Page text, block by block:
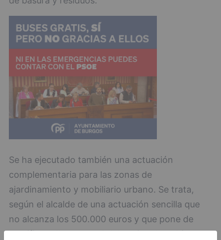
Se ha ejecutado también una actuación
complementaria para las zonas de
ajardinamiento y mobiliario urbano. Se trata,
según el alcalde de una actuación sencilla que
no alcanza los 500.000 euros y que pone de
manifiesto "la apuesta" del equipo de gobierno,